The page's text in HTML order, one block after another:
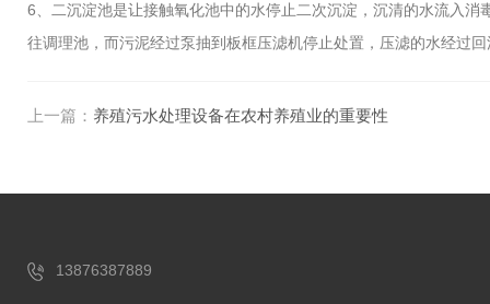
6、二沉淀池是让接触氧化池中的水停止二次沉淀，沉清的水流入
往调理池，而污泥经过泵抽到板框压滤机停止处置，压滤的水经过
上一篇： 养殖污水处理设备在农村养殖业的重要性
13876387889